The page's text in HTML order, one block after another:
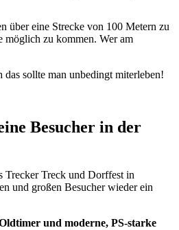
über eine Strecke von 100 Metern zu
möglich zu kommen. Wer am
sollte man unbedingt miterleben!
Besucher in der
Trecker Treck und Dorffest in
und großen Besucher wieder ein
und moderne, PS-starke